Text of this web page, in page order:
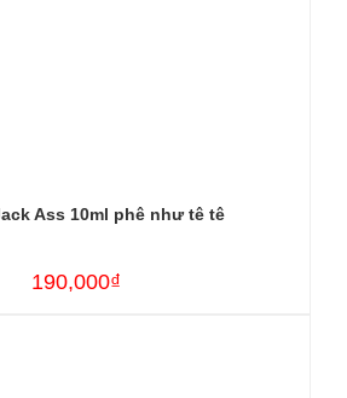
Ass 10ml phê như tê tê
190,000₫